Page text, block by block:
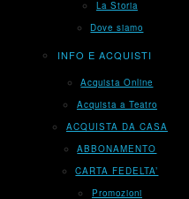
La Storia
Dove siamo
INFO E ACQUISTI
Acquista Online
Acquista a Teatro
ACQUISTA DA CASA
ABBONAMENTO
CARTA FEDELTA’
Promozioni